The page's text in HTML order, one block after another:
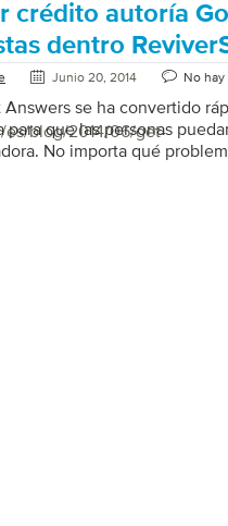
es/blog/2014/06/get-
crédito autoría
dentro
Junio 20, 2014 No
Answers se ha convertido
para que las personas
No importa qué